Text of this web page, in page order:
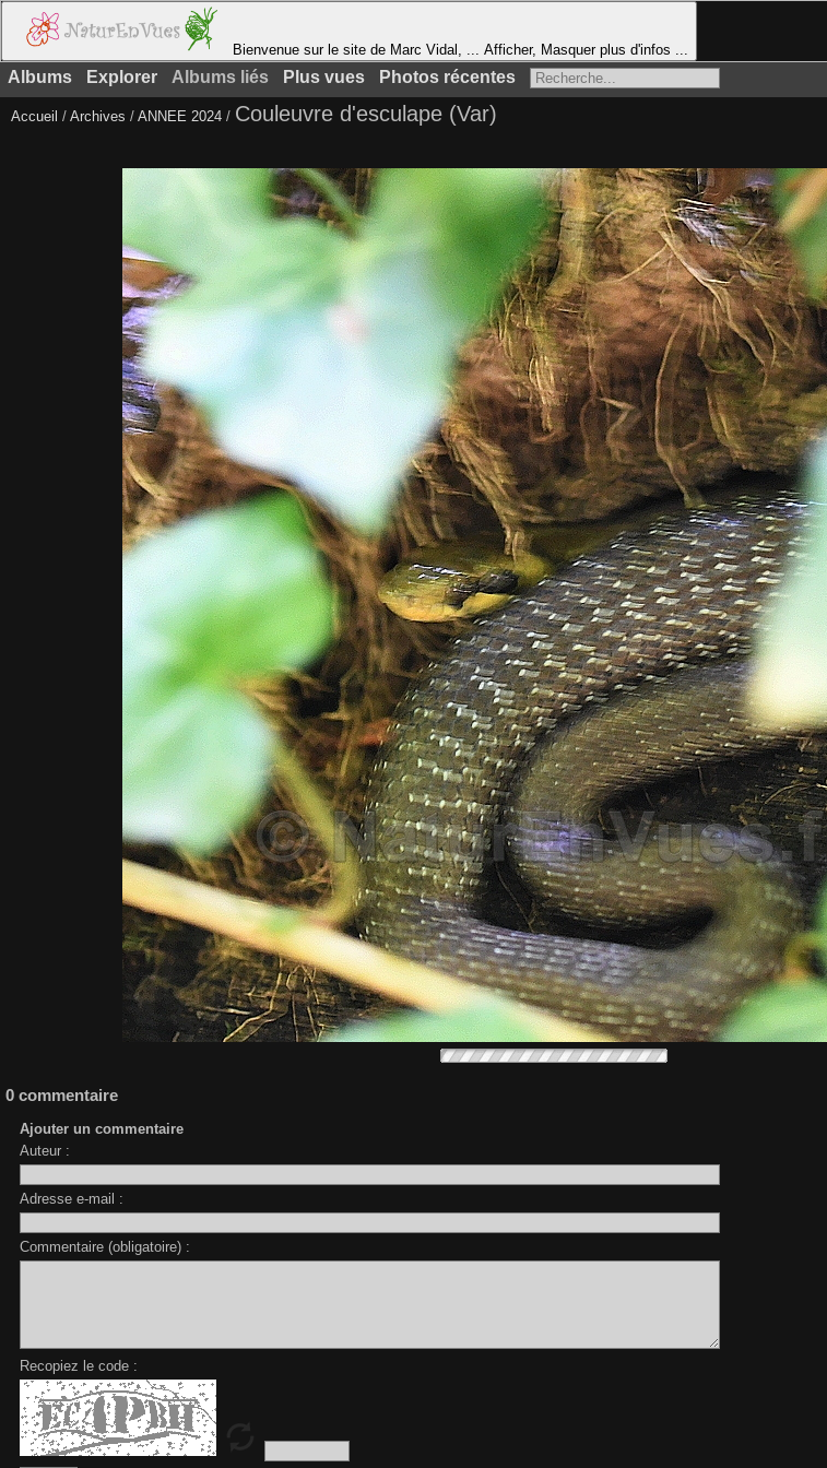
Bienvenue sur le site de Marc Vidal, ... Afficher, Masquer plus d'infos ...
Albums Explorer Albums liés Plus vues Photos récentes
Accueil / Archives / ANNEE 2024 / Couleuvre d'esculape (Var)
0 commentaire
Ajouter un commentaire
Auteur :
Adresse e-mail :
Commentaire (obligatoire) :
Recopiez le code :